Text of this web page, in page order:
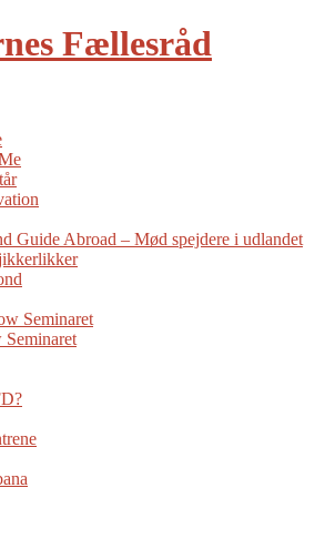
Fællesråd
Guide Abroad – Mød spejdere i udlandet
Seminaret